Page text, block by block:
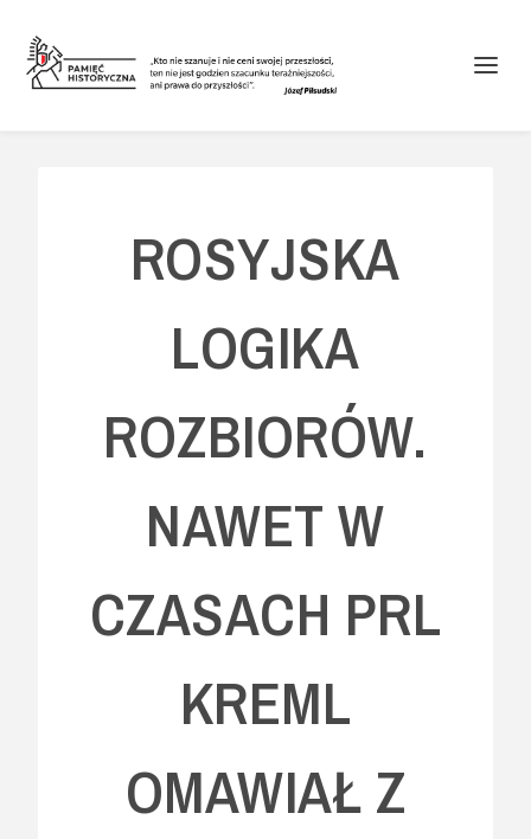
ROSYJSKA
LOGIKA
ROZBIORÓW.
NAWET W
CZASACH PRL
KREML
OMAWIAŁ Z